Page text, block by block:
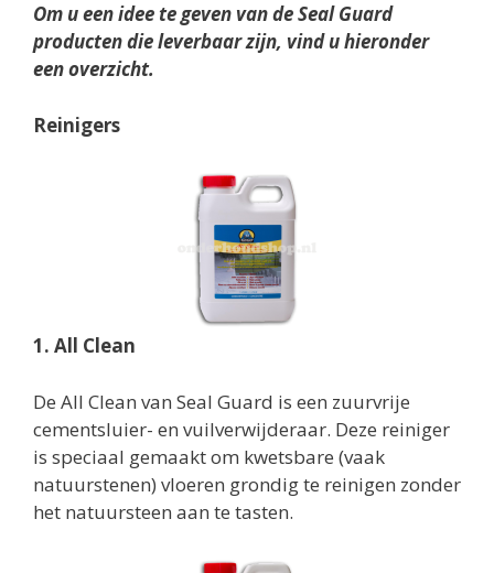
Om u een idee te geven van de Seal Guard
producten die leverbaar zijn, vind u hieronder
een overzicht.
Reinigers
1. All Clean
De All Clean van Seal Guard is een zuurvrije
cementsluier- en vuilverwijderaar. Deze reiniger
is speciaal gemaakt om kwetsbare (vaak
natuurstenen) vloeren grondig te reinigen zonder
het natuursteen aan te tasten.